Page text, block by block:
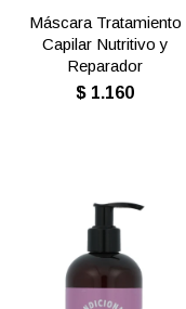
Máscara Tratamiento
Capilar Nutritivo y
Reparador
$ 1.160